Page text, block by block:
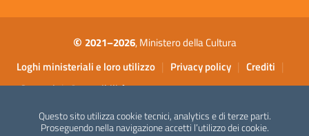
Questo sito utilizza cookie tecnici, analytics e di terze parti.
Proseguendo nella navigazione accetti l’utilizzo dei cookie.
© 2021–2026, Ministero della Cultura
Sezione Link Utili
Loghi ministeriali e loro utilizzo | Privacy policy | Crediti |
Contatti | Accessibilità